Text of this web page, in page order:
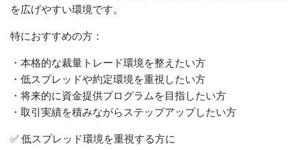
を広げやすい環境です。
特におすすめの方：
・本格的な裁量トレード環境を整えたい方
・低スプレッドや約定環境を重視したい方
・将来的に資金提供プログラムを目指したい方
・取引実績を積みながらステップアップしたい方
✅ 低スプレッド環境を重視する方に